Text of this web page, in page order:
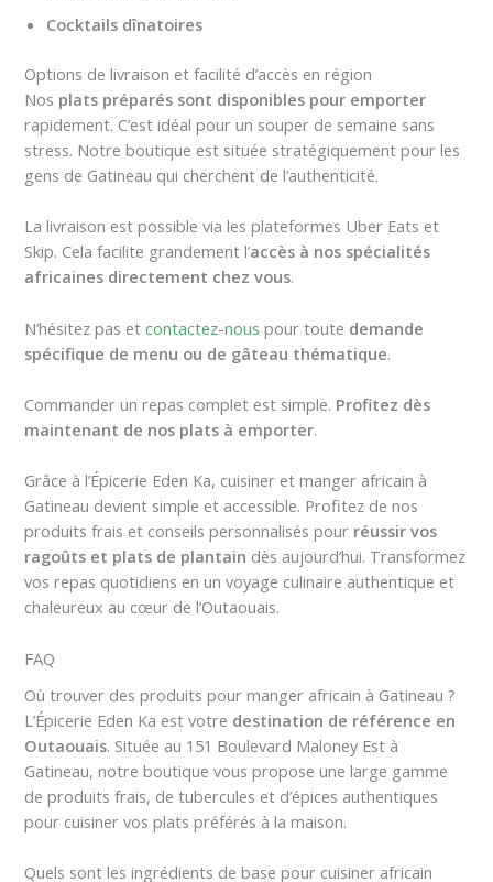
Cocktails dînatoires
Options de livraison et facilité d’accès en région
Nos plats préparés sont disponibles pour emporter
rapidement. C’est idéal pour un souper de semaine sans
stress. Notre boutique est située stratégiquement pour les
gens de Gatineau qui cherchent de l’authenticité.
La livraison est possible via les plateformes Uber Eats et
Skip. Cela facilite grandement l’accès à nos spécialités
africaines directement chez vous.
N’hésitez pas etcontactez-nous pour toute demande
spécifique de menu ou de gâteau thématique.
Commander un repas complet est simple. Profitez dès
maintenant de nos plats à emporter.
Grâce à l’Épicerie Eden Ka, cuisiner et manger africain à
Gatineau devient simple et accessible. Profitez de nos
produits frais et conseils personnalisés pour réussir vos
ragoûts et plats de plantain dès aujourd’hui. Transformez
vos repas quotidiens en un voyage culinaire authentique et
chaleureux au cœur de l’Outaouais.
FAQ
Où trouver des produits pour manger africain à Gatineau ?
L’Épicerie Eden Ka est votre destination de référence en
Outaouais. Située au 151 Boulevard Maloney Est à
Gatineau, notre boutique vous propose une large gamme
de produits frais, de tubercules et d’épices authentiques
pour cuisiner vos plats préférés à la maison.
Quels sont les ingrédients de base pour cuisiner africain